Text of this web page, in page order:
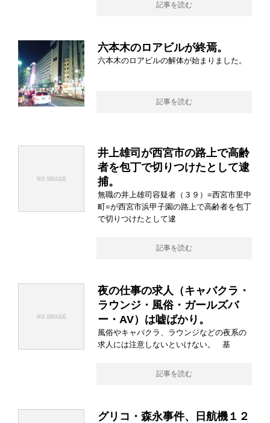
記事を読む
六本木のロアビルが終焉。
六本木のロアビルの解体が始まりました。
記事を読む
井上雄司が西宮市の路上で高齢
者を包丁で切りつけたとして逮
捕。
無職の井上雄司容疑者（３９）=西宮市里中
町=が西宮市浜甲子園の路上で高齢者を包丁
で切りつけたとして逮
記事を読む
夜の仕事の求人（キャバクラ・
ラウンジ・風俗・ガールズバ
ー・AV）は嘘ばかり。
風俗やキャバクラ、ラウンジなどの夜系の
求人には注意しないといけない。 基
記事を読む
グリコ・森永事件、日航機１２